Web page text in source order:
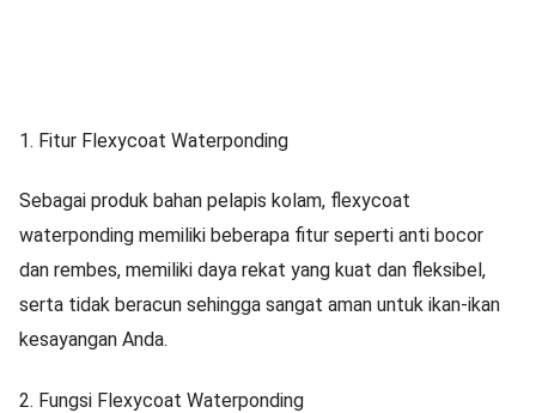
1. Fitur Flexycoat Waterponding
Sebagai produk bahan pelapis kolam, flexycoat
waterponding memiliki beberapa fitur seperti anti bocor
dan rembes, memiliki daya rekat yang kuat dan fleksibel,
serta tidak beracun sehingga sangat aman untuk ikan-ikan
kesayangan Anda.
2. Fungsi Flexycoat Waterponding